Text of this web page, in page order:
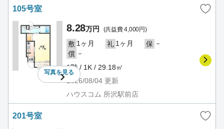
105号室
写真を見る
8.28万円 (共益費 4,000円)
敷 1ヶ月 礼 1ヶ月 保 －
償 －
1階 / 1K / 29.18㎡
2026/08/04 更新
ハウスコム 所沢駅前店
201号室